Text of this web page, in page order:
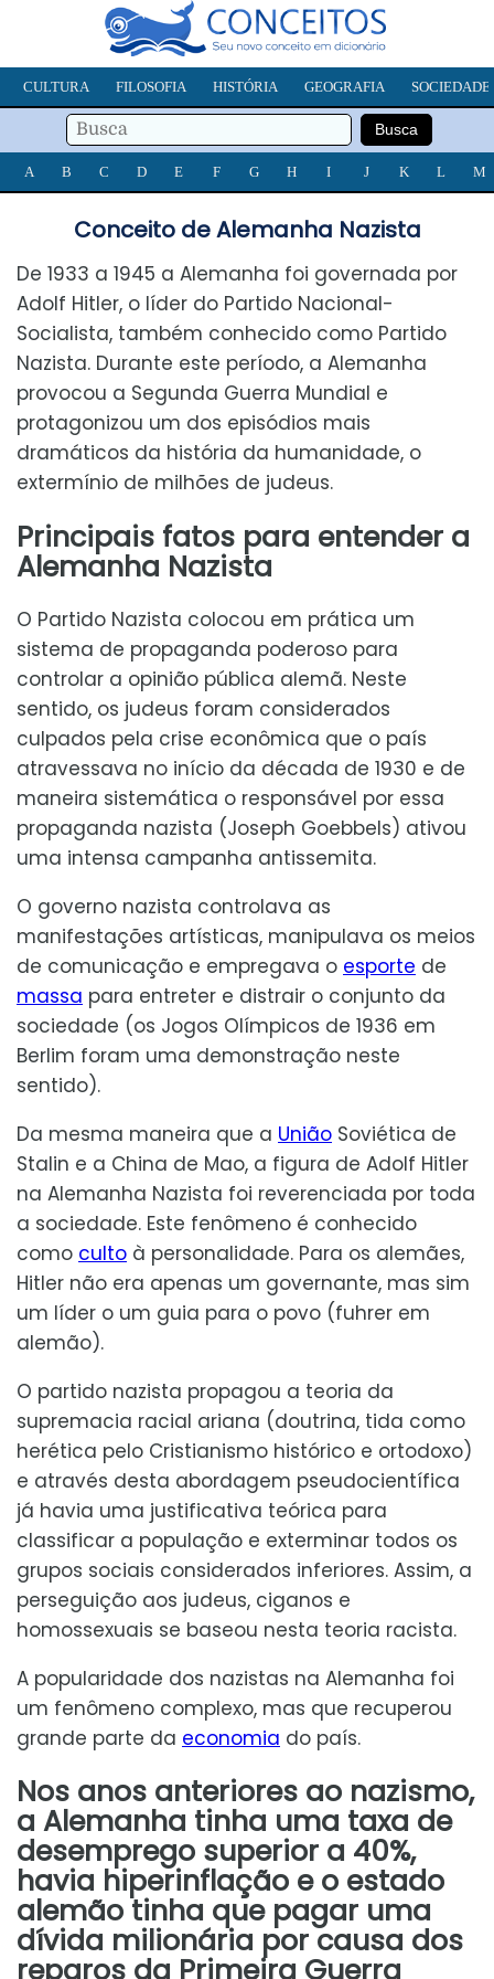
CULTURA FILOSOFIA HISTÓRIA GEOGRAFIA SOCIEDADE
A B C D E F G H I J K L M
Conceito de Alemanha Nazista
De 1933 a 1945 a Alemanha foi governada por
Adolf Hitler, o líder do Partido Nacional-
Socialista, também conhecido como Partido
Nazista. Durante este período, a Alemanha
provocou a Segunda Guerra Mundial e
protagonizou um dos episódios mais
dramáticos da história da humanidade, o
extermínio de milhões de judeus.
Principais fatos para entender a
Alemanha Nazista
O Partido Nazista colocou em prática um
sistema de propaganda poderoso para
controlar a opinião pública alemã. Neste
sentido, os judeus foram considerados
culpados pela crise econômica que o país
atravessava no início da década de 1930 e de
maneira sistemática o responsável por essa
propaganda nazista (Joseph Goebbels) ativou
uma intensa campanha antissemita.
O governo nazista controlava as
manifestações artísticas, manipulava os meios
de comunicação e empregava o esporte de
massa para entreter e distrair o conjunto da
sociedade (os Jogos Olímpicos de 1936 em
Berlim foram uma demonstração neste
sentido).
Da mesma maneira que a União Soviética de
Stalin e a China de Mao, a figura de Adolf Hitler
na Alemanha Nazista foi reverenciada por toda
a sociedade. Este fenômeno é conhecido
como culto à personalidade. Para os alemães,
Hitler não era apenas um governante, mas sim
um líder o um guia para o povo (fuhrer em
alemão).
O partido nazista propagou a teoria da
supremacia racial ariana (doutrina, tida como
herética pelo Cristianismo histórico e ortodoxo)
e através desta abordagem pseudocientífica
já havia uma justificativa teórica para
classificar a população e exterminar todos os
grupos sociais considerados inferiores. Assim, a
perseguição aos judeus, ciganos e
homossexuais se baseou nesta teoria racista.
A popularidade dos nazistas na Alemanha foi
um fenômeno complexo, mas que recuperou
grande parte da economia do país.
Nos anos anteriores ao nazismo,
a Alemanha tinha uma taxa de
desemprego superior a 40%,
havia hiperinflação e o estado
alemão tinha que pagar uma
dívida milionária por causa dos
reparos da Primeira Guerra